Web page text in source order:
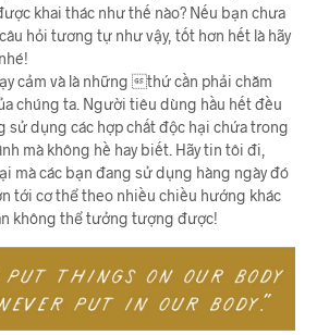
khai thác như thế nào? Nếu bạn chưa
hỏi tương tự như vậy, tốt hơn hết là hãy
cảm và là những thứ cần phải chăm
chúng ta. Người tiêu dùng hầu hết đều
sử dụng các hợp chất độc hại chứa trong
mà không hề hay biết. Hãy tin tôi đi,
mà các bạn đang sử dụng hàng ngày đó
tới cơ thể theo nhiều chiều hướng khác
không thể tưởng tượng được!